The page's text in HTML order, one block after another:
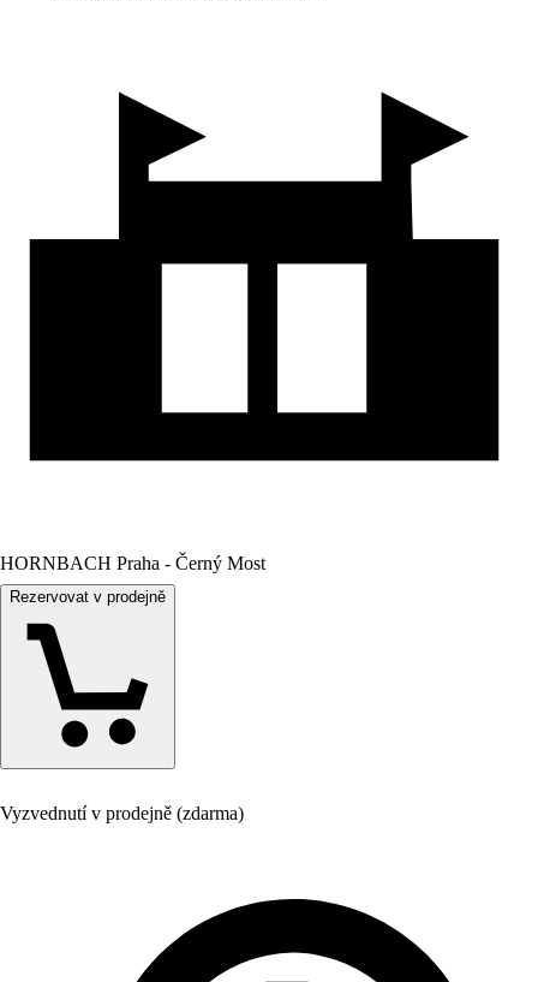
HORNBACH Praha - Černý Most
Rezervovat v prodejně
Vyzvednutí v prodejně (zdarma)